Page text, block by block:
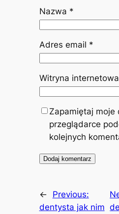
Nazwa *
Adres email *
Witryna internetowa
Zapamiętaj moje
przeglądarce
kolejnych
←
Previous:
dentysta jak nim